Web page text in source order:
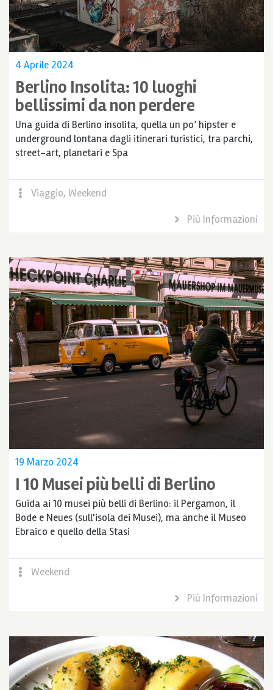
4 Aprile 2024
Berlino Insolita: 10 luoghi
bellissimi da non perdere
Una guida di Berlino insolita, quella un po’ hipster e
underground lontana dagli itinerari turistici, tra parchi,
street-art, planetari e Spa
Viaggio, Weekend
Più Informazioni
19 Marzo 2024
I 10 Musei più belli di Berlino
Guida ai 10 musei più belli di Berlino: il Pergamon, il
Bode e Neues (sull'isola dei Musei), ma anche il Museo
Ebraico e quello della Stasi
Weekend
Più Informazioni